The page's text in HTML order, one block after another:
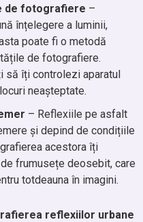
de fotografiere –
înțelegere a luminii,
poate fi o metodă
de fotografiere.
să îți controlezi aparatul
neașteptate.
– Reflexiile pe asfalt
și depind de condițiile
acestora îți
frumusețe deosebit, care
totdeauna în imagini.
reflexiilor urbane